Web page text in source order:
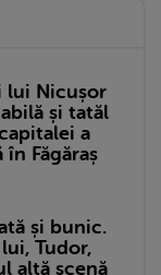
lui Nicușor
și tatăl
a
Făgăraș
și bunic.
Tudor,
altă scenă